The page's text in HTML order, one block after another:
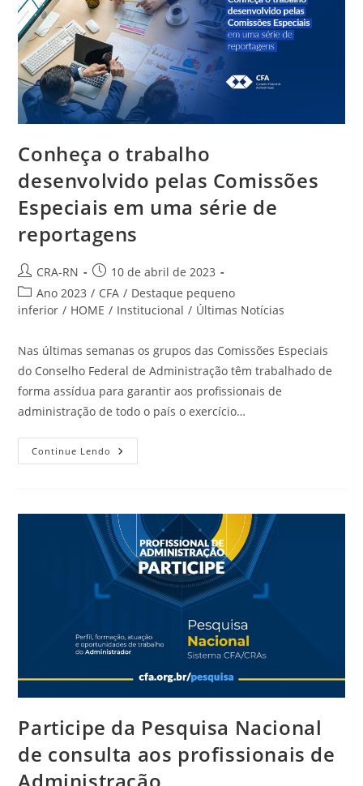
Conheça o trabalho
desenvolvido pelas Comissões
Especiais em uma série de
reportagens
Autor
do
post:
CRA-RN
Post
publicado:
10 de abril de 2023
Categoria
do
Ano 2023 / CFA / Destaque pequeno
inferior / HOME / Institucional / Últimas Notícias
Nas últimas semanas os grupos das Comissões Especiais
do Conselho Federal de Administração têm trabalhado de
forma assídua para garantir aos profissionais de
administração de todo o país o exercício…
Continue Lendo Conheça
O
Especiais
Em
Uma
Série
De
Reportagens
Participe da Pesquisa Nacional
de consulta aos profissionais de
Administração